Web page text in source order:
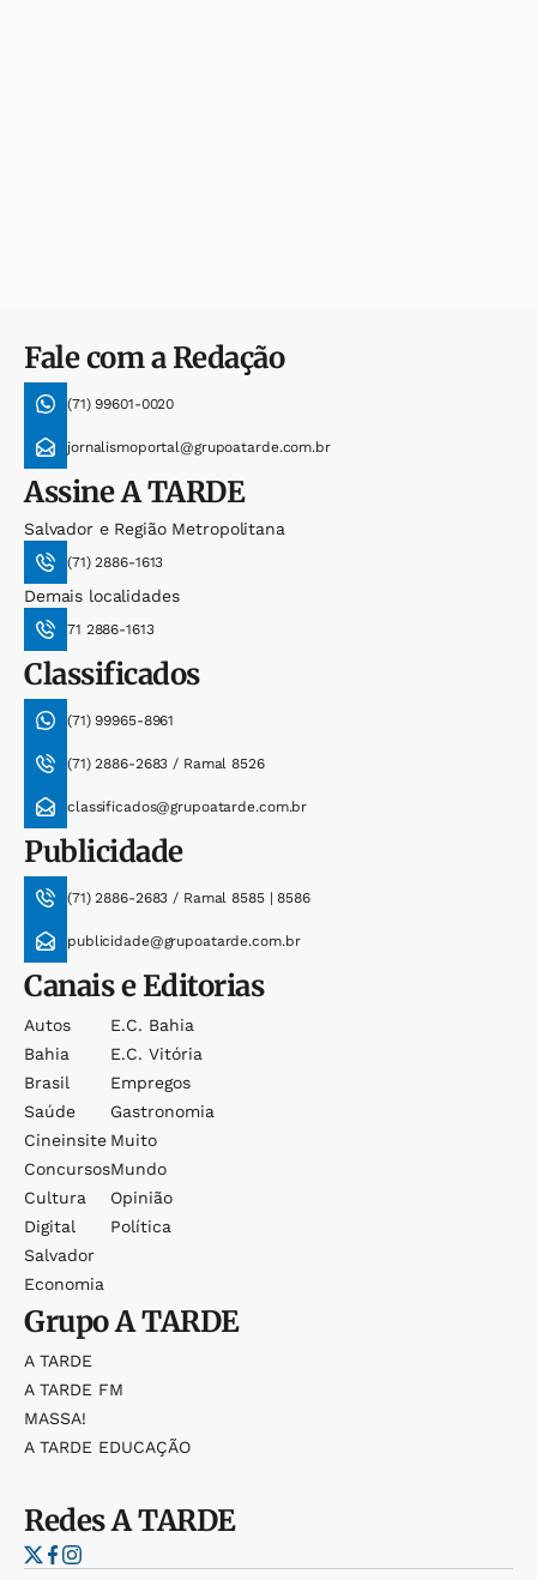
Fale com a Redação
(71) 99601-0020
jornalismoportal@grupoatarde.com.br
AssineA TARDE
Salvador e Região Metropolitana
(71) 2886-1613
Demais localidades
71 2886-1613
Classificados
(71) 99965-8961
(71) 2886-2683 / Ramal 8526
classificados@grupoatarde.com.br
Publicidade
(71) 2886-2683 / Ramal 8585 | 8586
publicidade@grupoatarde.com.br
Canais e Editorias
Autos
Bahia
Brasil
Saúde
Cineinsite
Concursos
Cultura
Digital
Salvador
Economia
E.c. Bahia
E.c. Vitória
Empregos
Gastronomia
Muito
Mundo
Opinião
Política
GrupoA TARDE
A TARDE
A TARDE FM
MASSA!
A TARDE EDUCAÇÃO
RedesA TARDE